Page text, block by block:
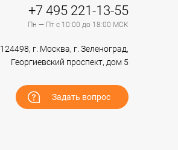
+7 495 221-13-55
Пн — Пт с 10:00 до 18:00 МСК
124498, г. Москва, г. Зеленоград,
Георгиевский проспект, дом 5
Задать вопрос